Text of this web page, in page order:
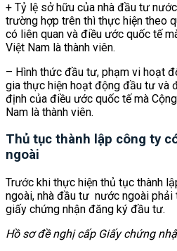
+ Tỷ lệ sở hữu của nhà đầu tư
trường hợp trên thì thực hiện theo
có liên quan và điều ước quốc tế
Việt Nam là thành viên.
– Hình thức đầu tư, phạm vi hoạt
gia thực hiện hoạt động đầu tư và
định của điều ước quốc tế mà
Nam là thành viên.
Thủ tục thành lập công ty
ngoài
Trước khi thực hiện thủ tục thành
ngoài, nhà đầu tư nước ngoài
giấy chứng nhận đăng ký đầu tư.
Hồ sơ đề nghị cấp Giấy chứng